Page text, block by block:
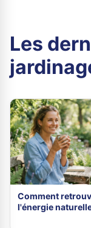
Les
Comment
l'énergie